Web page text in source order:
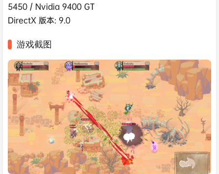
5450 / Nvidia 9400 GT
DirectX 版本: 9.0
游戏截图